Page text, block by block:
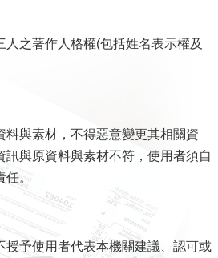
人之著作人格權(包括姓名表示權及
料與素材，不得惡意變更其相關資
訊與原資料與素材不符，使用者須自
。
授予使用者代表本機關建議、認可或